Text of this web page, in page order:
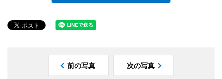
前の写真 次の写真